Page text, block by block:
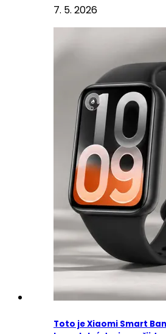
7. 5. 2026
Toto je Xiaomi Smart